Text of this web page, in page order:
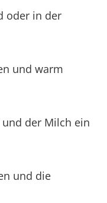
oder in der
und warm
der Milch ein
und die